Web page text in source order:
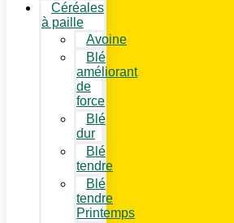
Céréales
à paille
Avoine
Blé
améliorant
de
force
Blé
dur
Blé
tendre
Blé
tendre
Printemps